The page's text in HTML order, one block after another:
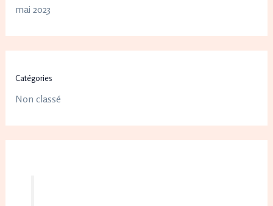
mai 2023
Catégories
Non classé